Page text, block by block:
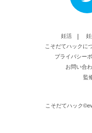
妊活
こそだてハックに
プライバシー
お問い合
監
こそだてハック